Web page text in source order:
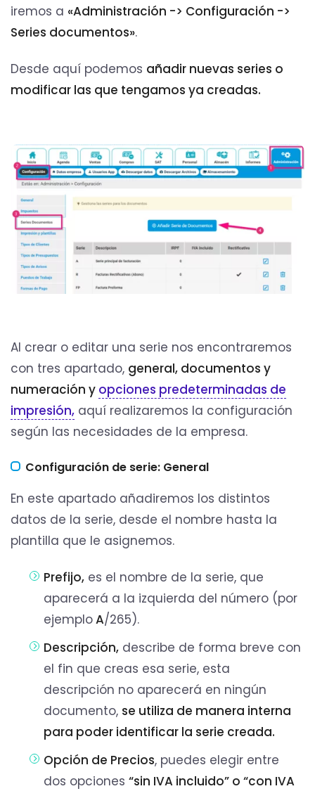
iremos a «Administración -> Configuración ->
Series documentos».
Desde aquí podemos añadir nuevas series o
modificar las que tengamos ya creadas.
Al crear o editar una serie nos encontraremos
con tres apartado, general, documentos y
numeración y opciones predeterminadas de
impresión, aquí realizaremos la configuración
según las necesidades de la empresa.
Configuración de serie: General
En este apartado añadiremos los distintos
datos de la serie, desde el nombre hasta la
plantilla que le asignemos.
Prefijo, es el nombre de la serie, que
aparecerá a la izquierda del número (por
ejemploA/265).
Descripción, describe de forma breve con
el fin que creas esa serie, esta
descripción no aparecerá en ningún
documento, se utiliza de manera interna
para poder identificar la serie creada.
Opción de Precios, puedes elegir entre
dos opciones“sin IVA incluido” o “con IVA